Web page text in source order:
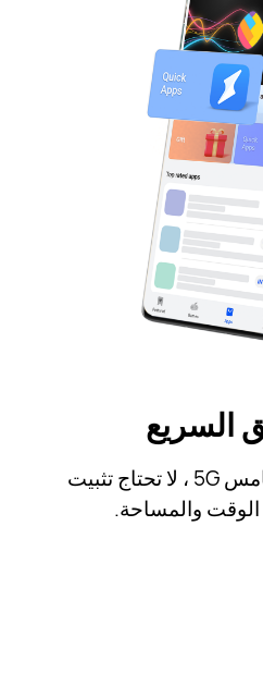
السريع
تطبيقات الجيل الخامس 5G ، لا تحتاج تثبيت
الوقت والمساحة.